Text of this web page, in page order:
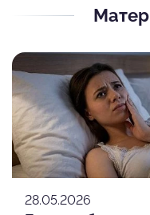
28.05.2026